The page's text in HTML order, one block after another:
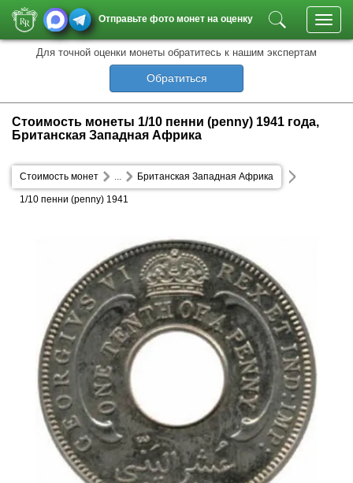
Отправьте фото монет на оценку
Для точной оценки монеты обратитесь к нашим экспертам
Обратиться
Стоимость монеты 1/10 пенни (penny) 1941 года,
Британская Западная Африка
Стоимость монет Британская Западная Африка
...
1/10 пенни (penny) 1941